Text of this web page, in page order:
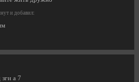
и добавил:
зги а 7